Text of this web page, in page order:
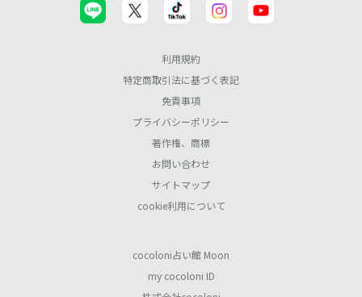
利用規約
特定商取引法に基づく表記
免責事項
プライバシーポリシー
著作権、商標
お問い合わせ
サイトマップ
cookie利用について
cocoloni占い館 Moon
my cocoloni ID